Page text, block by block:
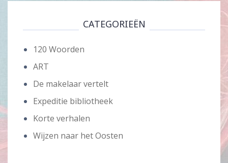
CATEGORIEËN
120 Woorden
ART
De makelaar vertelt
Expeditie bibliotheek
Korte verhalen
Wijzen naar het Oosten